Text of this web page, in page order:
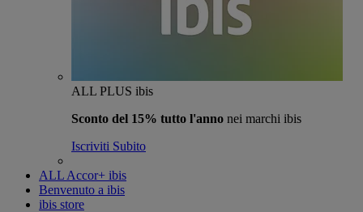
ALL PLUS ibis
Sconto del 15% tutto l'anno nei marchi ibis
Iscriviti Subito
ALL Accor+ ibis
Benvenuto a ibis
ibis store